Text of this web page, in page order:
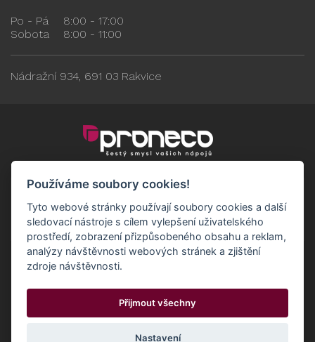
Po - Pá
8:00 - 17:00
Sobota
8:00 - 11:00
Nádražní 934, 691 03 Rakvice
GDPR - Odběratelé
Možnosti dopravy a platby
Používáme soubory cookies!
Tyto webové stránky používají soubory cookies a další
sledovací nástroje s cílem vylepšení uživatelského
prostředí, zobrazení přizpůsobeného obsahu a reklam,
analýzy návštěvnosti webových stránek a zjištění
zdroje návštěvnosti.
Přijmout všechny
Nastavení